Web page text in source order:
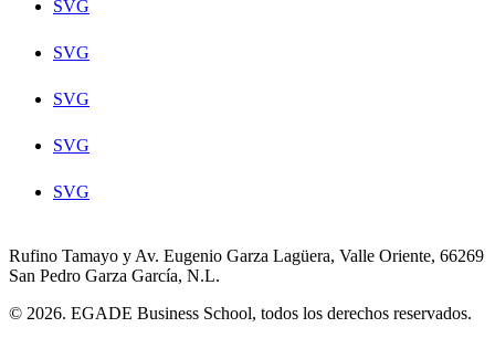
SVG
SVG
SVG
SVG
SVG
Rufino Tamayo y Av. Eugenio Garza Lagüera, Valle Oriente, 66269
San Pedro Garza García, N.L.
© 2026. EGADE Business School, todos los derechos reservados.